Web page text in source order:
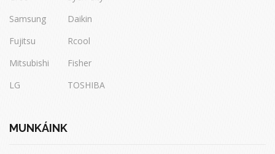
Samsung
Fujitsu
Mitsubishi
LG
Daikin
Rcool
Fisher
TOSHIBA
MUNKÁINK